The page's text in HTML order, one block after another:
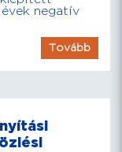
negatív
Tovább